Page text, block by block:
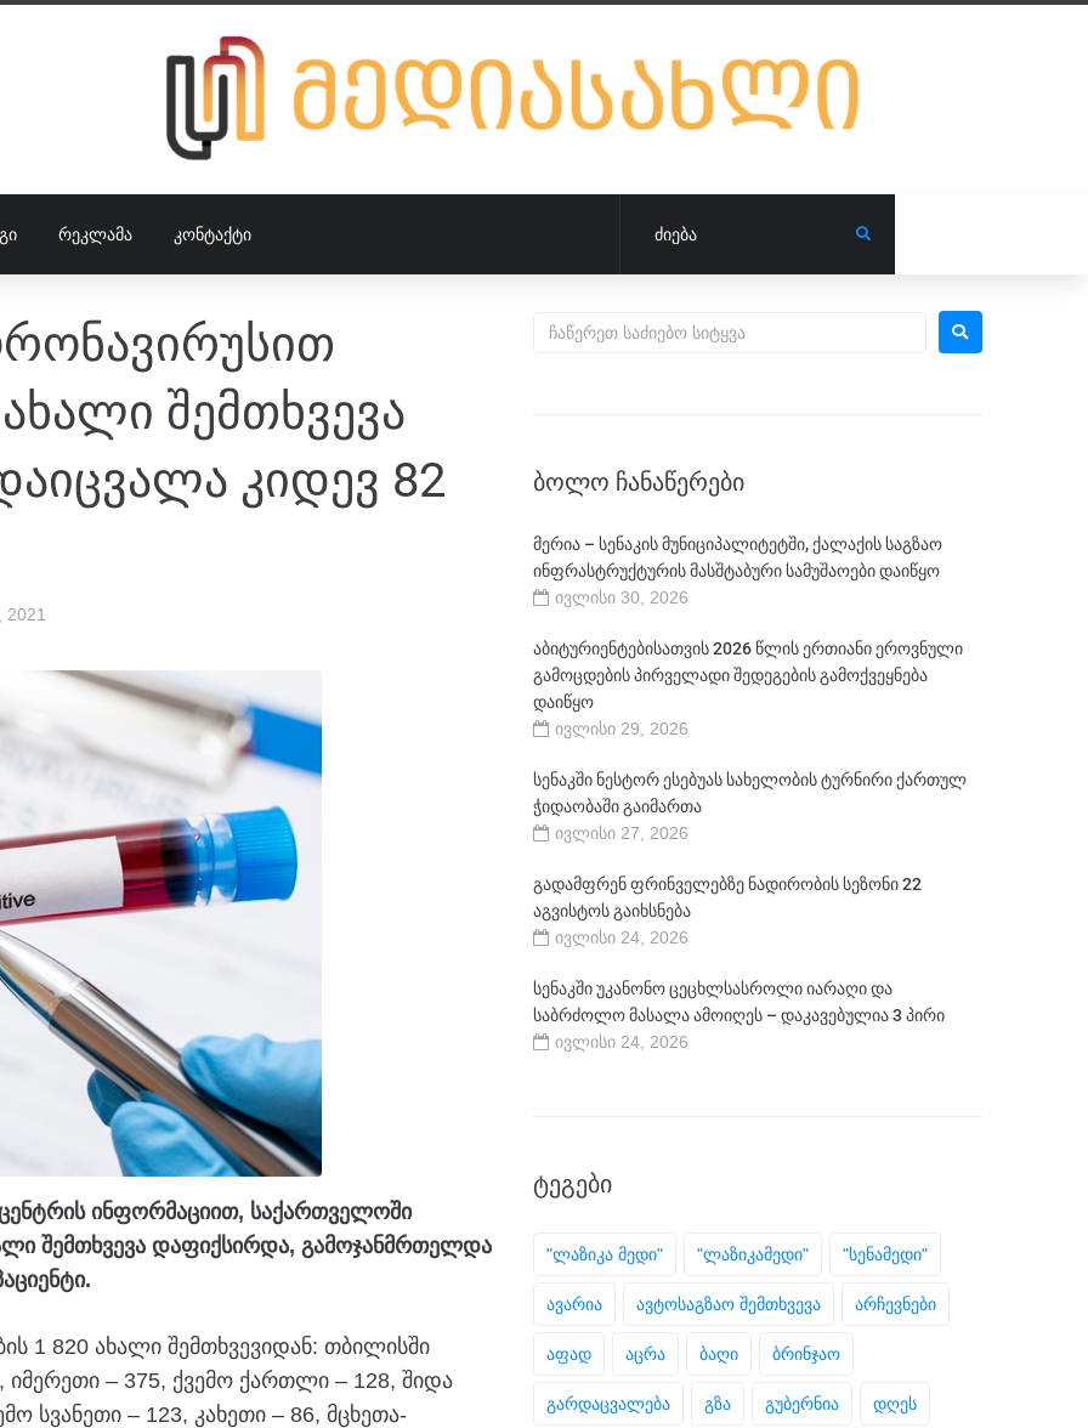
ᲠᲔᲙᲚᲐᲛᲐ ᲙᲝᲜᲢᲐᲥᲢᲘ
შემთხვევა
კიდევ 82
2021
ინფორმაციით, საქართველოში
შემთხვევა დაფიქსირდა, გამოჯანმრთელდა
1 820 ახალი შემთხვევიდან: თბილისში
იმერეთი – 375, ქვემო ქართლი – 128, შიდა
სვანეთი – 123, კახეთი – 86, მცხეთა-
ᲑᲝᲚᲝ ᲩᲐᲜᲐᲬᲔᲠᲔᲑᲘ
მერია – სენაკის მუნიციპალიტეტში, ქალაქის საგზაო
ინფრასტრუქტურის მასშტაბური სამუშაოები დაიწყო
ივლისი 30, 2026
აბიტურიენტებისათვის 2026 წლის ერთიანი ეროვნული
გამოცდების პირველადი შედეგების გამოქვეყნება
დაიწყო
ივლისი 29, 2026
სენაკში ნესტორ ესებუას სახელობის ტურნირი ქართულ
ჭიდაობაში გაიმართა
ივლისი 27, 2026
გადამფრენ ფრინველებზე ნადირობის სეზონი 22
აგვისტოს გაიხსნება
ივლისი 24, 2026
სენაკში უკანონო ცეცხლსასროლი იარაღი და
საბრძოლო მასალა ამოიღეს – დაკავებულია 3 პირი
ივლისი 24, 2026
ᲢᲔᲒᲔᲑᲘ
"ლაზიკა მედი" "ლაზიკამედი" "სენამედი"
ავარია ავტოსაგზაო შემთხვევა არჩევნები
აფად აცრა ბაღი ბრინჯაო
გარდაცვალება გზა გუბერნია დღეს